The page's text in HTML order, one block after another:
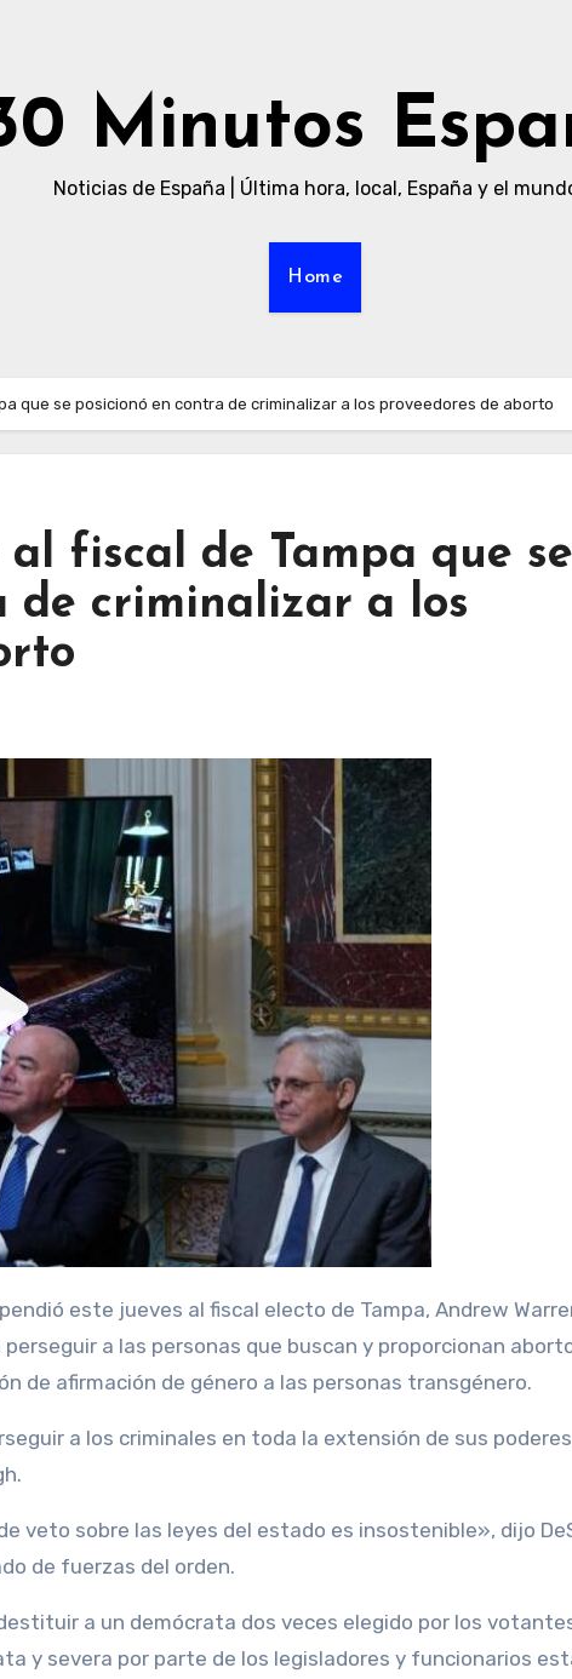
Minutos
Noticias de España | Última hora, local, España y el
Home
que se posicionó en contra de criminalizar a los proveedores de aborto
al fiscal de Tampa que se
de criminalizar a los
a las personas que buscan y proporcionan
de afirmación de género a las personas transgénero.
a los criminales en toda la extensión de sus
veto sobre las leyes del estado es insostenible», dijo
de fuerzas del orden.
a un demócrata dos veces elegido por los
y severa por parte de los legisladores y funcionarios